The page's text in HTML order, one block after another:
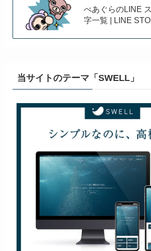
べあぐらのLINE
字一覧 | LINE
当サイトのテーマ「SWELL」